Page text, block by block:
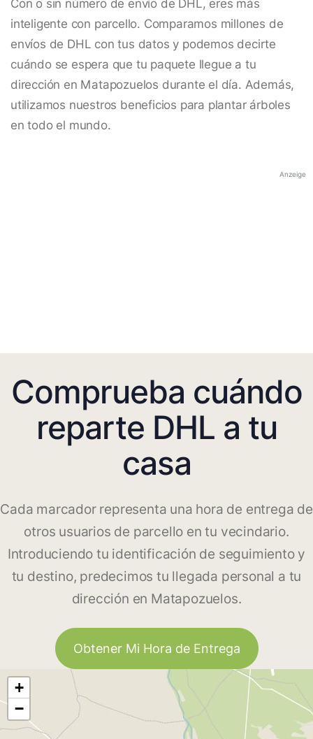
Con o sin número de envío de DHL, eres más
inteligente con parcello. Comparamos millones de
envíos de DHL con tus datos y podemos decirte
cuándo se espera que tu paquete llegue a tu
dirección en Matapozuelos durante el día. Además,
utilizamos nuestros beneficios para plantar árboles
en todo el mundo.
Anzeige
Comprueba cuándo
reparte DHL a tu
casa
Cada marcador representa una hora de entrega de
otros usuarios de parcello en tu vecindario.
Introduciendo tu identificación de seguimiento y
tu destino, predecimos tu llegada personal a tu
dirección en Matapozuelos.
Obtener Mi Hora de Entrega
+
−